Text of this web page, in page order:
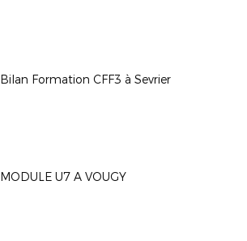
Bilan Formation CFF3 à Sevrier
MODULE U7 A VOUGY